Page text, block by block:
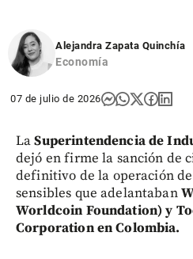
Alejandra Zapata Quinchía
Economía
07 de julio de 2026
LaSuperintendencia de
dejó en firme la sanción de
definitivo de la operación
sensibles que adelantaban
Worldcoin Foundation) y
Corporation en Colombia.